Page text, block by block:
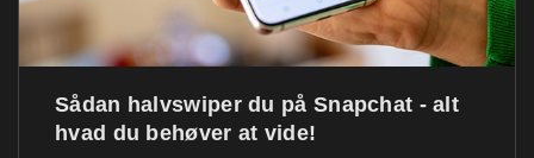
Sådan halvswiper du på Snapchat - alt
hvad du behøver at vide!